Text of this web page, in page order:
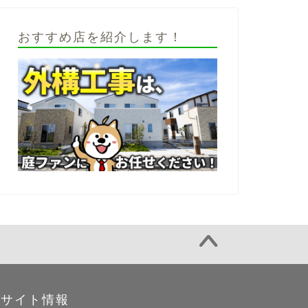
おすすめ店を紹介します！
サイト情報